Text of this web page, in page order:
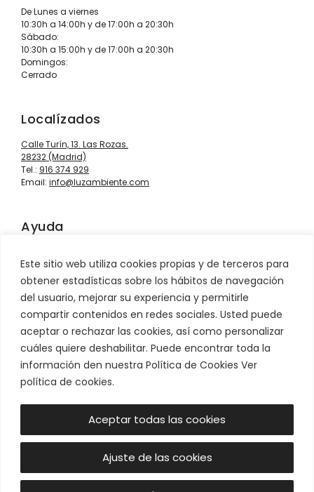
Este sitio web utiliza cookies propias y de terceros para
obtener estadísticas sobre los hábitos de navegación
del usuario, mejorar su experiencia y permitirle
compartir contenidos en redes sociales. Usted puede
aceptar o rechazar las cookies, así como personalizar
cuáles quiere deshabilitar. Puede encontrar toda la
información den nuestra Política de Cookies Ver
política de cookies.
Ajuste de las cookies
Aceptar todas las cookies
De Lunes a viernes
10:30h a 14:00h y de 17:00h a 20:30h
Sábado:
10:30h a 15:00h y de 17:00h a 20:30h
Domingos:
Cerrado
Localízados
Calle Turín, 13. Las Rozas.
28232 (Madrid)
Tel.: 916 374 929
Email: info@luzambiente.com
Ayuda
Información sobre envíos
Condiciones de venta
Devoluciones
Síguenos
© Luz & Ambiente 2026 -Aviso legal|Política de Privacidad
|